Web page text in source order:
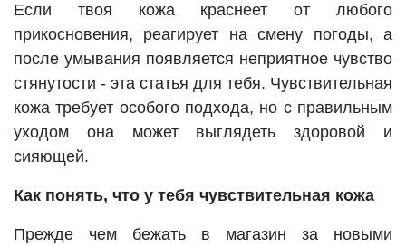
Если твоя кожа краснеет от любого
прикосновения, реагирует на смену погоды, а
после умывания появляется неприятное чувство
стянутости - эта статья для тебя. Чувствительная
кожа требует особого подхода, но с правильным
уходом она может выглядеть здоровой и
сияющей.
Как понять, что у тебя чувствительная кожа
Прежде чем бежать в магазин за новыми